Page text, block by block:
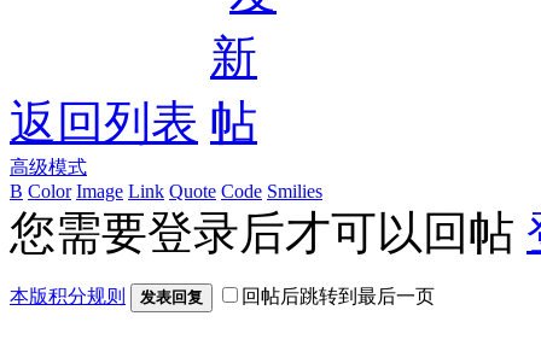
返回列表
高级模式
B Color Image Link Quote Code Smilies
您需要登录后才可以回帖
本版积分规则 发表回复 回帖后跳转到最后一页